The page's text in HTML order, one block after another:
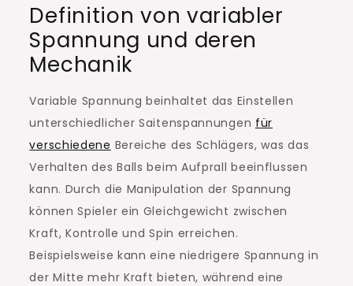
Definition von variabler
Spannung und deren
Mechanik
Variable Spannung beinhaltet das Einstellen
unterschiedlicher Saitenspannungen für
verschiedene Bereiche des Schlägers, was das
Verhalten des Balls beim Aufprall beeinflussen
kann. Durch die Manipulation der Spannung
können Spieler ein Gleichgewicht zwischen
Kraft, Kontrolle und Spin erreichen.
Beispielsweise kann eine niedrigere Spannung in
der Mitte mehr Kraft bieten, während eine